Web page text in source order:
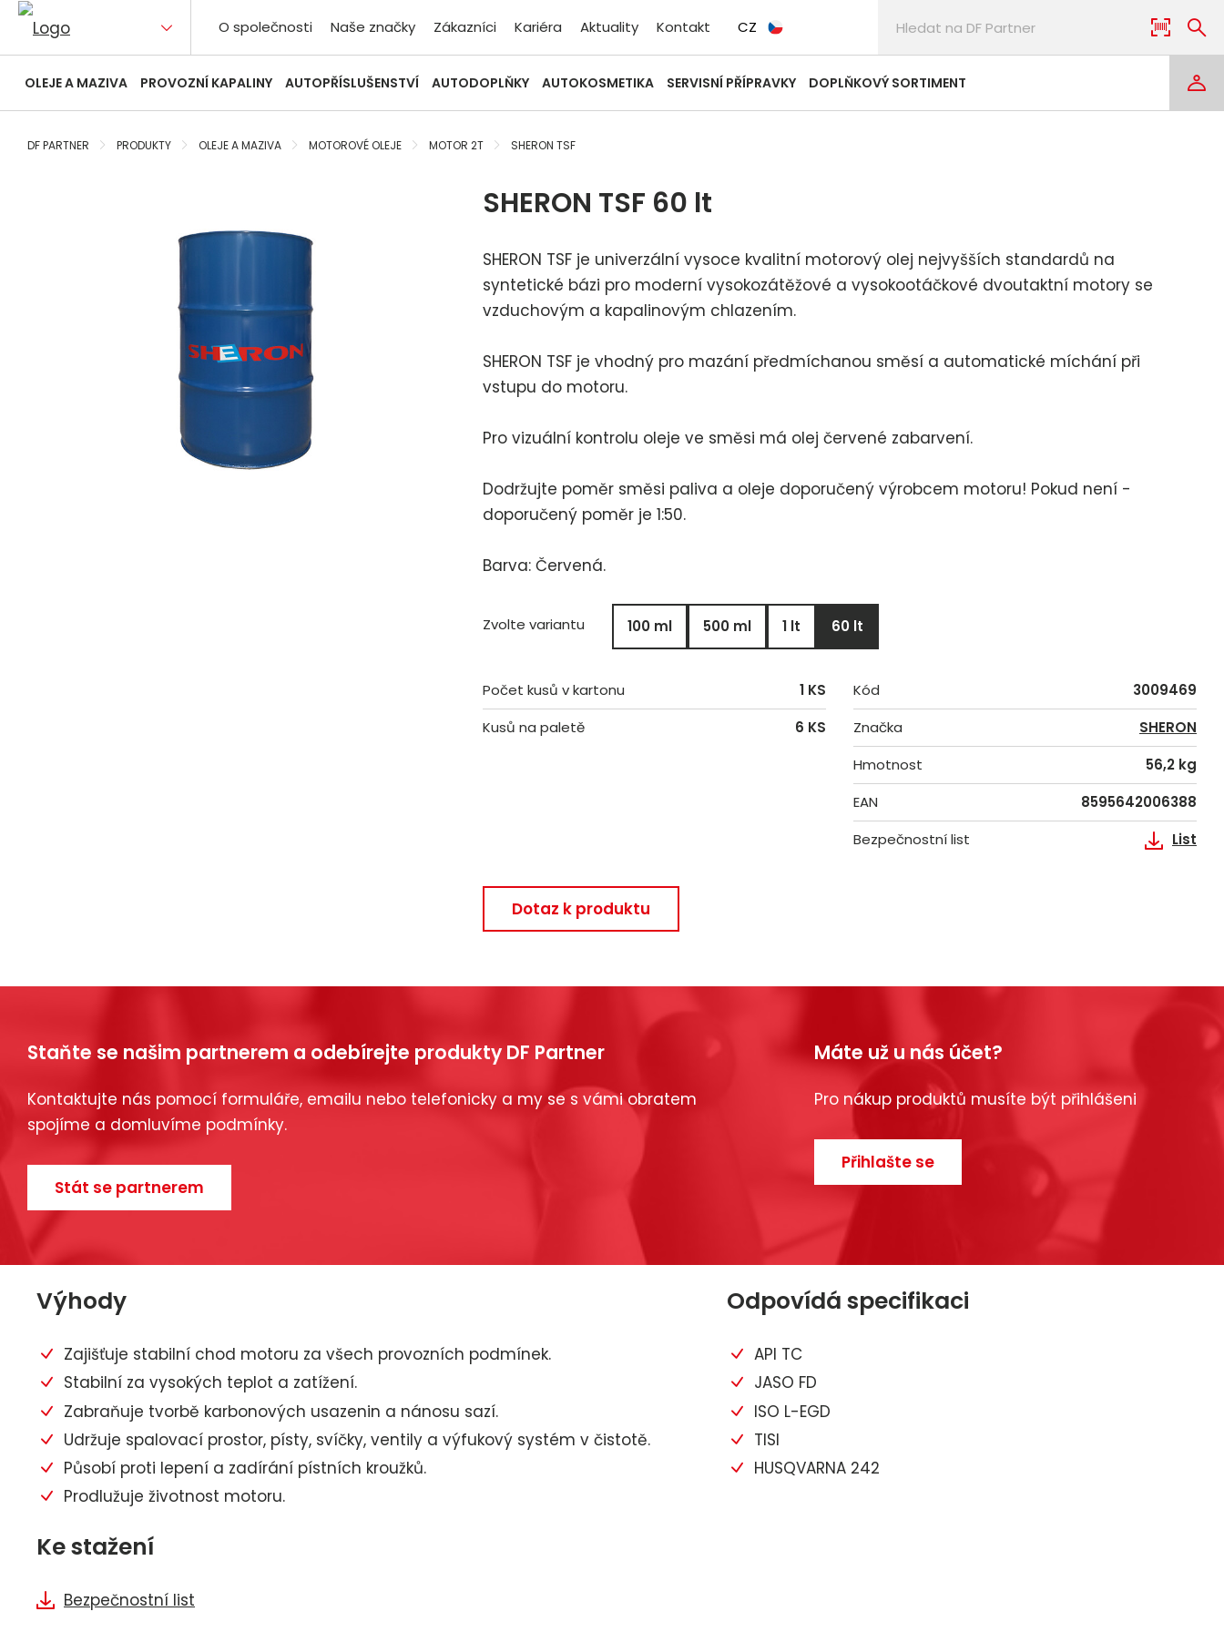
O společnosti Naše značky Zákazníci Kariéra Aktuality Kontakt CZ
OLEJE A MAZIVA PROVOZNÍ KAPALINY AUTOPŘÍSLUŠENSTVÍ AUTODOPLŇKY AUTOKOSMETIKA SERVISNÍ PŘÍPRAVKY DOPLŇKOVÝ SORTIMENT
DF PARTNER PRODUKTY OLEJE A MAZIVA MOTOROVÉ OLEJE MOTOR 2T SHERON TSF
SHERON TSF 60 lt
SHERON TSF je univerzální vysoce kvalitní motorový olej nejvyšších standardů na
syntetické bázi pro moderní vysokozátěžové a vysokootáčkové dvoutaktní motory se
vzduchovým a kapalinovým chlazením.
SHERON TSF je vhodný pro mazání předmíchanou směsí a automatické míchání při
vstupu do motoru.
Pro vizuální kontrolu oleje ve směsi má olej červené zabarvení.
Dodržujte poměr směsi paliva a oleje doporučený výrobcem motoru! Pokud není -
doporučený poměr je 1:50.
Barva: Červená.
Zvolte variantu 100 ml 500 ml 1 lt 60 lt
Počet kusů v kartonu
1 KS
Kusů na paletě
6 KS
Kód
3009469
Značka
SHERON
Hmotnost
56,2 kg
EAN
8595642006388
Bezpečnostní list
List
Dotaz k produktu
Staňte se našim partnerem a odebírejte produkty DF Partner
Kontaktujte nás pomocí formuláře, emailu nebo telefonicky a my se s vámi obratem
spojíme a domluvíme podmínky.
Stát se partnerem
Máte už u nás účet?
Pro nákup produktů musíte být přihlášeni
Přihlašte se
Výhody
Zajišťuje stabilní chod motoru za všech provozních podmínek.
Stabilní za vysokých teplot a zatížení.
Zabraňuje tvorbě karbonových usazenin a nánosu sazí.
Udržuje spalovací prostor, písty, svíčky, ventily a výfukový systém v čistotě.
Působí proti lepení a zadírání pístních kroužků.
Prodlužuje životnost motoru.
Odpovídá specifikaci
API TC
JASO FD
ISO L-EGD
TISI
HUSQVARNA 242
Ke stažení
Bezpečnostní list